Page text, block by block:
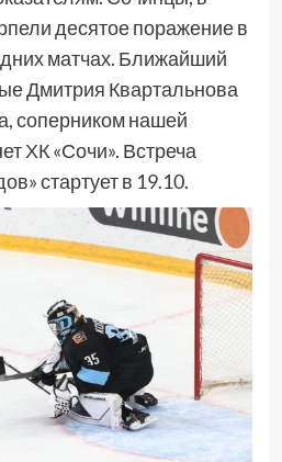
десятое поражение в
матчах. Ближайший
Дмитрия Квартальнова
соперником нашей
ХК «Сочи». Встреча
стартует в 19.10.